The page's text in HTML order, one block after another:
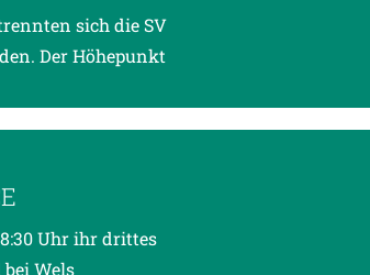
sich die SV
Der Höhepunkt
Uhr ihr drittes
Wels